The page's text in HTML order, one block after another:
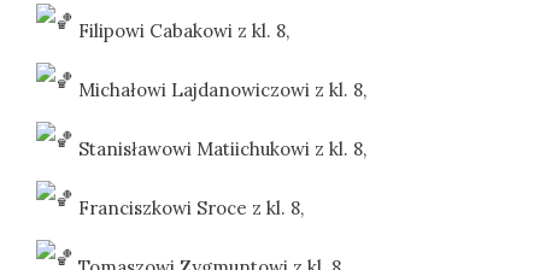
Filipowi Cabakowi z kl. 8,
Michałowi Lajdanowiczowi z kl. 8,
Stanisławowi Matiichukowi z kl. 8,
Franciszkowi Sroce z kl. 8,